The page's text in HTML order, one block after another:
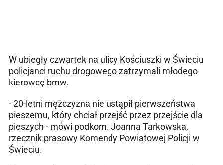
W ubiegły czwartek na ulicy Kościuszki w Świeciu
policjanci ruchu drogowego zatrzymali młodego
kierowcę bmw.
- 20-letni mężczyzna nie ustąpił pierwszeństwa
pieszemu, który chciał przejść przez przejście dla
pieszych - mówi podkom. Joanna Tarkowska,
rzecznik prasowy Komendy Powiatowej Policji w
Świeciu.